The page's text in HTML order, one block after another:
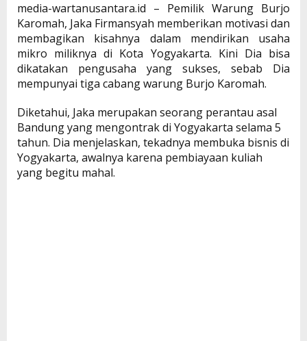
media-wartanusantara.id – Pemilik Warung Burjo
Karomah, Jaka Firmansyah memberikan motivasi dan
membagikan kisahnya dalam mendirikan usaha
mikro miliknya di Kota Yogyakarta. Kini Dia bisa
dikatakan pengusaha yang sukses, sebab Dia
mempunyai tiga cabang warung Burjo Karomah.
Diketahui, Jaka merupakan seorang perantau asal
Bandung yang mengontrak di Yogyakarta selama 5
tahun. Dia menjelaskan, tekadnya membuka bisnis di
Yogyakarta, awalnya karena pembiayaan kuliah
yang begitu mahal.